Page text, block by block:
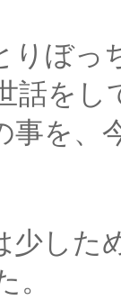
迷子
話を
弥彦
った
。